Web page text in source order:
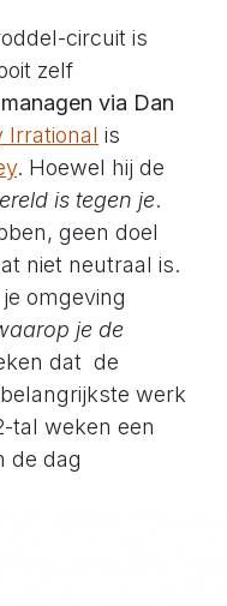
circuit is
zelf
via Dan
Irrational is
. Hoewel hij de
is tegen je.
geen doel
niet neutraal is.
omgeving
je de
dat de
werk
tal weken een
de dag